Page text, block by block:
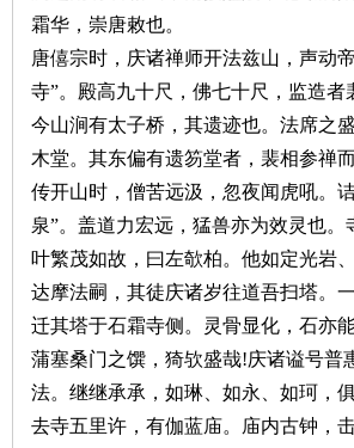
霜华，崇唐敕也。
唐僖宗时，庆诸禅师开法兹山，声动
寺”。殿高九十尺，佛七十尺，监造
今山涧有太子桥，其遗迹也。法席之
木堂。其东偏有遗笏堂者，裴相参禅
传开山时，僧苦远汲，忽夜闻虎吼。
泉”。盖道力宏远，猛兽亦为效灵也
叶繁茂如故，曰左欹柏。他如定光岩
达摩法嗣，其徒庆诸岁往道吾扫塔。
迁其塔于石霜寺侧。灵骨显化，石亦
蒲塞桑门之馔，猗欤盛哉!庆诸谥号普
法。继继承承，如琳、如永、如珂，
去寺五里许，有伽蓝庙。庙内古钟，